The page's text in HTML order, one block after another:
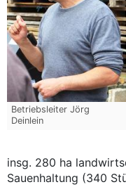
Betriebsleiter Jörg
Deinlein
insg. 280 ha
Sauenhaltung (340